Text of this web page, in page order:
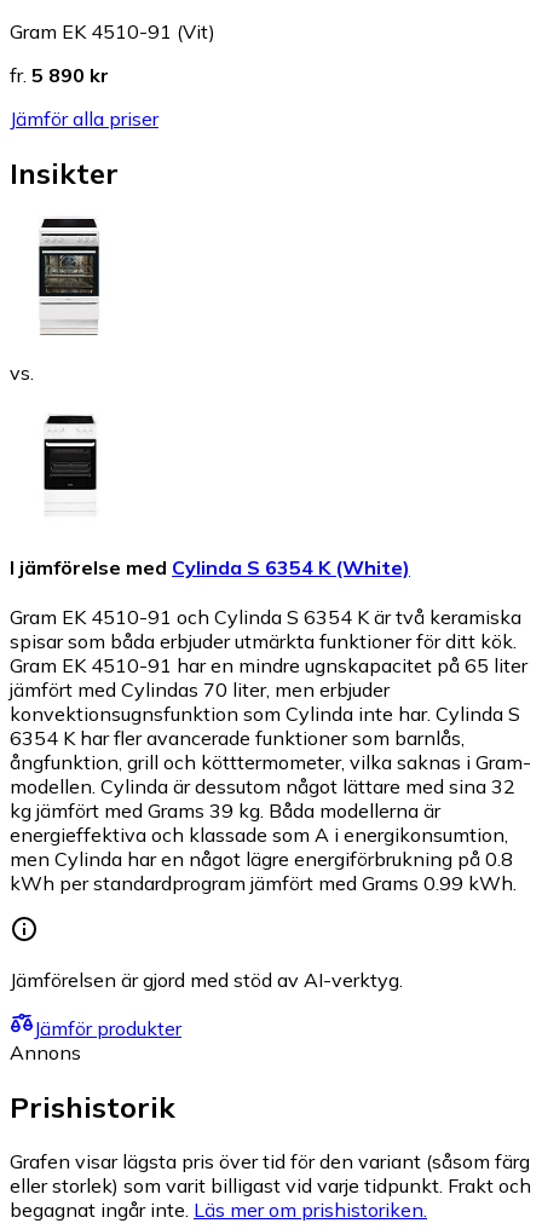
Gram EK 4510-91 (Vit)
fr. 5 890 kr
Jämför alla priser
Insikter
vs.
I jämförelse med Cylinda S 6354 K (White)
Gram EK 4510-91 och Cylinda S 6354 K är två keramiska
spisar som båda erbjuder utmärkta funktioner för ditt kök.
Gram EK 4510-91 har en mindre ugnskapacitet på 65 liter
jämfört med Cylindas 70 liter, men erbjuder
konvektionsugnsfunktion som Cylinda inte har. Cylinda S
6354 K har fler avancerade funktioner som barnlås,
ångfunktion, grill och kötttermometer, vilka saknas i Gram-
modellen. Cylinda är dessutom något lättare med sina 32
kg jämfört med Grams 39 kg. Båda modellerna är
energieffektiva och klassade som A i energikonsumtion,
men Cylinda har en något lägre energiförbrukning på 0.8
kWh per standardprogram jämfört med Grams 0.99 kWh.
Jämförelsen är gjord med stöd av AI-verktyg.
Jämför produkter
Annons
Prishistorik
Grafen visar lägsta pris över tid för den variant (såsom färg
eller storlek) som varit billigast vid varje tidpunkt. Frakt och
begagnat ingår inte. Läs mer om prishistoriken.